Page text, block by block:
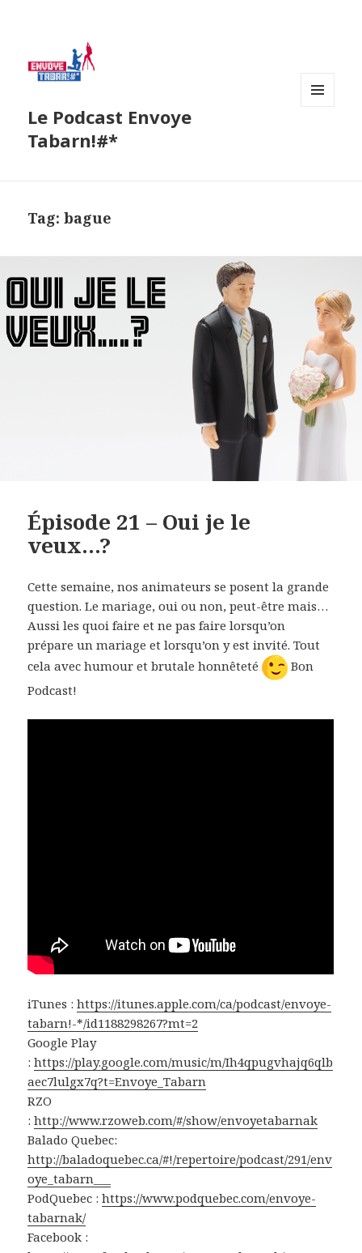
Le Podcast Envoye
Tabarn!#*
Tag:bague
Épisode 21 – Oui je le
veux…?
Cette semaine, nos animateurs se posent la grande
question. Le mariage, oui ou non, peut-être mais…
Aussi les quoi faire et ne pas faire lorsqu’on
prépare un mariage et lorsqu’on y est invité. Tout
cela avec humour et brutale honnêteté
Bon
Podcast!
iTunes :https://itunes.apple.com/ca/podcast/envoye-
tabarn!-*/id1188298267?mt=2
Google Play
:https://play.google.com/music/m/Ih4qpugvhajq6qlb
aec7lulgx7q?t=Envoye_Tabarn
RZO
:http://www.rzoweb.com/#/show/envoyetabarnak
Balado Quebec:
http://baladoquebec.ca/#!/repertoire/podcast/291/env
oye_tabarn___
PodQuebec :https://www.podquebec.com/envoye-
tabarnak/
Facebook :